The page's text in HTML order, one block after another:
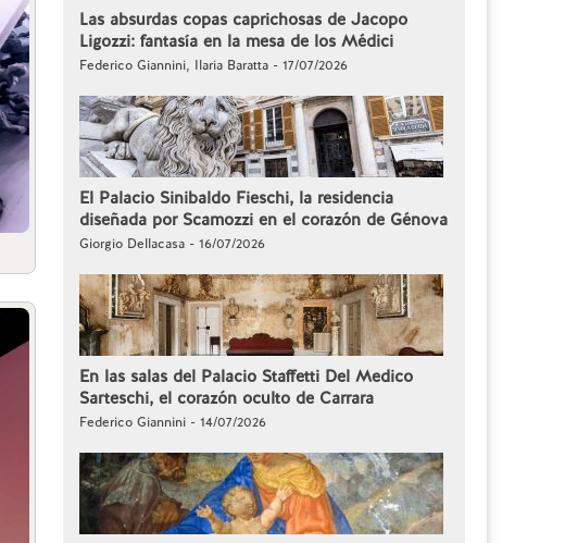
Las absurdas copas caprichosas de Jacopo
Ligozzi: fantasía en la mesa de los Médici
Federico Giannini, Ilaria Baratta - 17/07/2026
El Palacio Sinibaldo Fieschi, la residencia
diseñada por Scamozzi en el corazón de Génova
Giorgio Dellacasa - 16/07/2026
En las salas del Palacio Staffetti Del Medico
Sarteschi, el corazón oculto de Carrara
Federico Giannini - 14/07/2026